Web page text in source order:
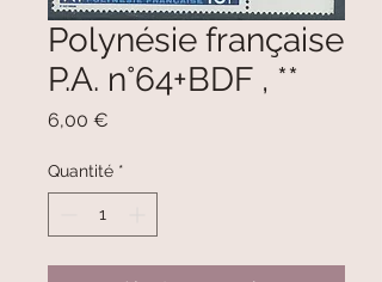
Polynésie française
P.A. n°64+BDF , **
6,00 €
Quantité *